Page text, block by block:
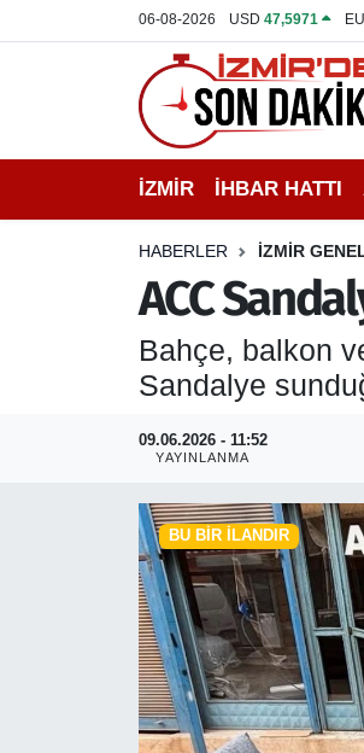
06-08-2026 USD47,5971
İZMİR İHBAR HATTI
HABERLER İZMİR
ACC
Bahçe, balkon
Sandalye
09.06.2026 - 11:52
YAYINLANMA
BU BIR İLANDIR
İHBAR HATTI
DEPREM
EKONOMİ
SİYASET
ASAYİŞ
RESMİ REKLAM
İzmir Nöbetçi Eczaneler
İzmir Hava Durumu
İzmir Namaz Vakitleri
İzmir Trafik Yoğunluk Haritası
Puan Durumu ve Fikstür
Tüm Manşetler
Son Dakika Haberleri
Haber Arşivi